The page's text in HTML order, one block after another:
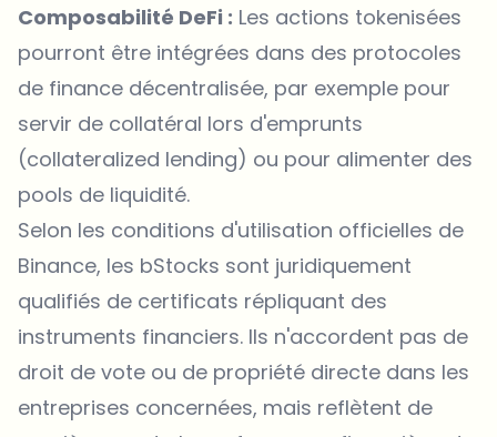
Composabilité DeFi : Les actions tokenisées
pourront être intégrées dans des protocoles
de finance décentralisée, par exemple pour
servir de collatéral lors d'emprunts
(collateralized lending) ou pour alimenter des
pools de liquidité.
Selon les conditions d'utilisation officielles de
Binance, les bStocks sont juridiquement
qualifiés de certificats répliquant des
instruments financiers. Ils n'accordent pas de
droit de vote ou de propriété directe dans les
entreprises concernées, mais reflètent de